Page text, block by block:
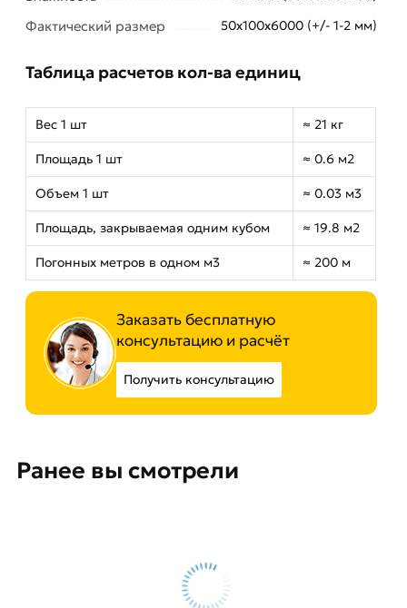
Фактический размер 50х100х6000 (+/- 1-2 мм)
Таблица расчетов кол-ва единиц
Вес 1 шт ≈ 21 кг
Площадь 1 шт ≈ 0.6 м2
Объем 1 шт ≈ 0.03 м3
Площадь, закрываемая одним кубом ≈ 19.8 м2
Погонных метров в одном м3 ≈ 200 м
Заказать бесплатную
консультацию и расчёт
Получить консультацию
Ранее вы смотрели